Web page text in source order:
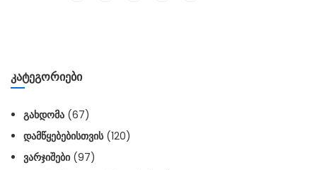
ᲙᲐᲢᲔᲒᲝᲠᲘᲔᲑᲘ
ᲒᲐᲮᲓᲝᲛᲐ (67)
ᲓᲐᲛᲬᲧᲔᲑᲔᲑᲘᲡᲗᲕᲘᲡ(120)
ᲕᲐᲠᲯᲘᲨᲔᲑᲘ (97)